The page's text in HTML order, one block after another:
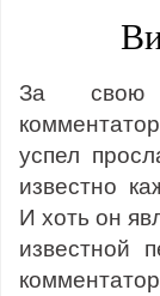
За свою
успел
известно
И хоть он
известной